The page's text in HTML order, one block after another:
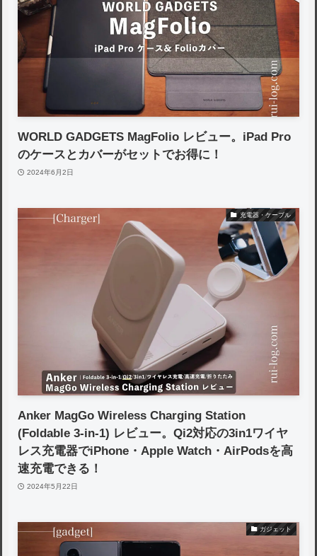
WORLD GADGETS MagFolio レビュー。iPad Pro
のケースとカバーがセットでお得に！
2024年6月2日
充電器・ケーブル
Anker MagGo Wireless Charging Station
(Foldable 3-in-1) レビュー。Qi2対応の3in1ワイヤ
レス充電器でiPhone・Apple Watch・AirPodsを高
速充電できる！
2024年5月22日
ガジェット